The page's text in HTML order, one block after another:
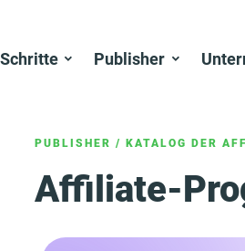
Publisher
PUBLISHER / KATALOG DER
Affiliate-